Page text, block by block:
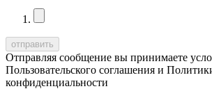
Отправляя сообщение вы принимаете
Пользовательского соглашения и
конфиденциальности